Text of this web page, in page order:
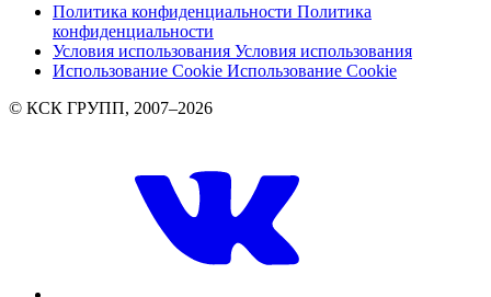
Политика конфиденциальности Политика
конфиденциальности
Условия использования Условия использования
Использование Cookie Использование Cookie
© КСК ГРУПП, 2007–2026